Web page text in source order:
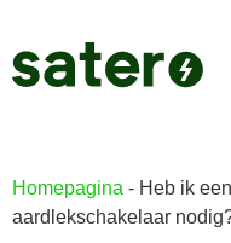
Homepagina - Heb ik
aardlekschakelaar